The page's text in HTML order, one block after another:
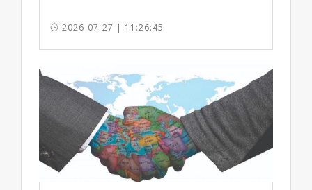
2026-07-27 | 11:26:45